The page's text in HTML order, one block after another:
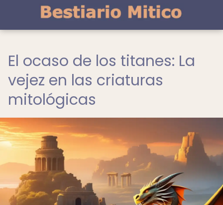
El ocaso de los titanes: La
vejez en las criaturas
mitológicas